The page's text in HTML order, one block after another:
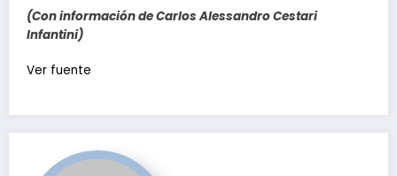
(Con información de Carlos Alessandro Cestari
Infantini)
Navegación
entradas
Ver fuente